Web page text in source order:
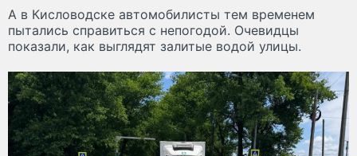
А в Кисловодске автомобилисты тем временем
пытались справиться с непогодой. Очевидцы
показали, как выглядят залитые водой улицы.